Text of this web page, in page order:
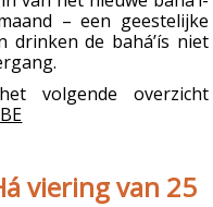
– een geestelijke
drinken de bahá’ís niet
volgende overzicht
viering van 25